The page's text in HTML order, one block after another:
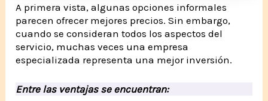
A primera vista, algunas opciones informales
parecen ofrecer mejores precios. Sin embargo,
cuando se consideran todos los aspectos del
servicio, muchas veces una empresa
especializada representa una mejor inversión.
Entre las ventajas se encuentran: